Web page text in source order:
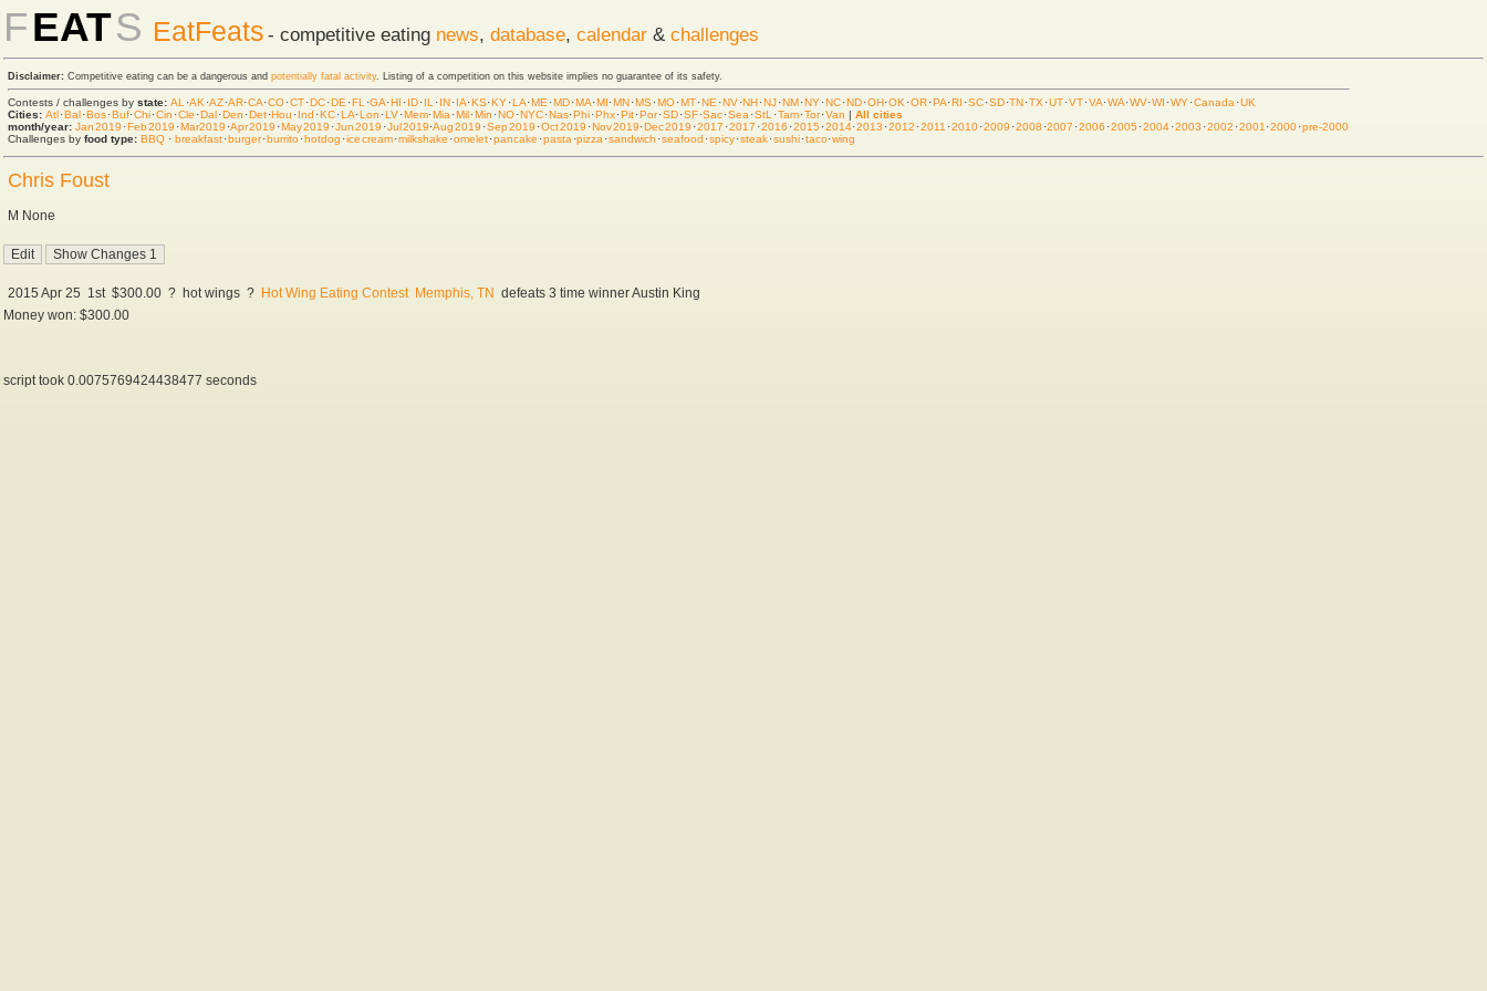
FEATS EatFeats - competitive eating news, database, calendar & challenges
Disclaimer: Competitive eating can be a dangerous and potentially fatal activity. Listing of a competition on this website implies no guarantee of its safety.
Contests / challenges by state: AL ·AK ·AZ·AR·CA·CO·CT·DC·DE ·FL ·GA·HI ·ID·IL ·IN·IA·KS·KY·LA·ME ·MD·MA·MI·MN·MS·MO·MT·NE ·NV·NH·NJ·NM·NY·NC·ND·OH·OK ·OR·PA·RI ·SC·SD·TN·TX ·UT·VT·VA·WA·WV·WI ·WY·Canada ·UK
Cities: Atl·Bal·Bos·Buf·Chi·Cin ·Cle ·Dal·Den ·Det·Hou ·Ind ·KC·LA·Lon ·LV·Mem·Mia ·Mil·Min ·NO·NYC·Nas·Phi·Phx·Pit·Por·SD·SF·Sac·Sea ·StL ·Tam·Tor·Van | All cities
month/year: Jan 2019 ·Feb 2019 ·Mar 2019 ·Apr 2019 ·May 2019 ·Jun 2019 ·Jul 2019·Aug 2019 ·Sep 2019 ·Oct 2019 ·Nov 2019·Dec 2019 ·2017 ·2017 ·2016 ·2015 ·2014·2013 ·2012 ·2011 ·2010·2009 ·2008 ·2007 ·2006 ·2005 ·2004·2003 ·2002 ·2001 ·2000·pre-2000
Challenges by food type: BBQ · breakfast·burger·burrito·hot dog ·ice cream·milkshake ·omelet·pancake ·pasta ·pizza ·sandwich ·seafood ·spicy·steak·sushi·taco·wing
Chris Foust
M None
2015 Apr 25 1st $300.00 ? hot wings ? Hot Wing Eating Contest Memphis, TN defeats 3 time winner Austin King
Money won: $300.00
script took 0.0075769424438477 seconds